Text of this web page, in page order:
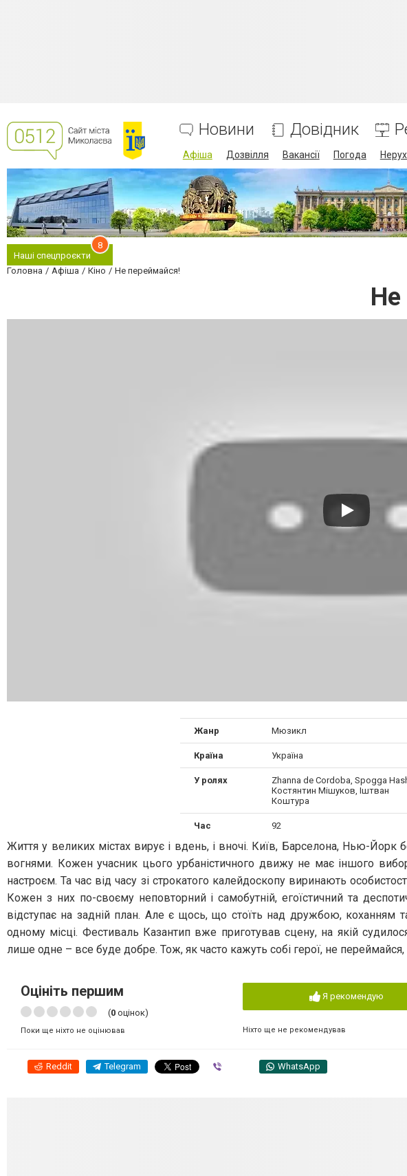
Новини Довідник
Афіша Дозвілля Вакансії Погода
Наші спецпроєкти
8
Головна Афіша Кіно Не переймайся!
Не
Жанр Мюзикл
Країна Україна
У ролях
Zhanna de Cordoba, Spogga
Костянтин Мішуков, Іштван
Коштура
Час 92
Життя у великих містах вирує і вдень, і вночі. Київ, Барселона, Нью-Йорк
вогнями. Кожен учасник цього урбаністичного движу не має іншого
настроєм. Та час від часу зі строкатого калейдоскопу виринають
Кожен з них по-своєму неповторний і самобутній, егоїстичний та
відступає на задній план. Але є щось, що стоїть над дружбою, коханням
одному місці. Фестиваль Казантип вже приготував сцену, на якій
лише одне – все буде добре. Тож, як часто кажуть собі герої, не
Оцініть першим
(0 оцінок)
Поки ще ніхто не оцінював
Я рекомендую
Ніхто ще не рекомендував
Reddit Telegram WhatsApp